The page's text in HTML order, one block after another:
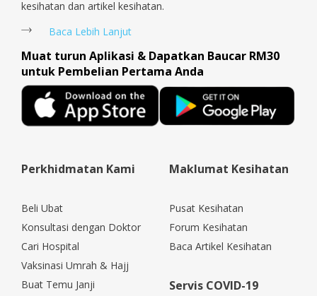
kesihatan dan artikel kesihatan.
Baca Lebih Lanjut
Muat turun Aplikasi & Dapatkan Baucar RM30
untuk Pembelian Pertama Anda
Perkhidmatan Kami
Beli Ubat
Konsultasi dengan Doktor
Cari Hospital
Vaksinasi Umrah & Hajj
Buat Temu Janji
Maklumat Kesihatan
Pusat Kesihatan
Forum Kesihatan
Baca Artikel Kesihatan
Servis COVID-19